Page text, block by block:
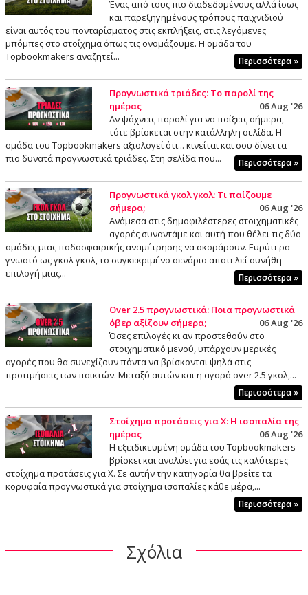
Ένας από τους πιο διαδεδομένους αλλά ίσως
και παρεξηγημένους τρόπους παιχνιδιού
είναι αυτός του πονταρίσματος στις εκπλήξεις, στις λεγόμενες
μπόμπες στο στοίχημα όπως τις ονομάζουμε. Η ομάδα του
Topbookmakers αναζητεί...
Περισσότερα »
Προγνωστικά τριάδες: Το παρολί της
ημέρας
06 Aug '26
Αν ψάχνεις παρολί για να παίξεις σήμερα,
τότε βρίσκεται στην κατάλληλη σελίδα. Η
ομάδα του Topbookmakers αξιολογεί ότι... κινείται και σου δίνει τα
πιο δυνατά προγνωστικά τριάδες. Στη σελίδα που...
Περισσότερα »
Προγνωστικά γκολ γκολ: Τι παίζουμε
σήμερα;
06 Aug '26
Ανάμεσα στις δημοφιλέστερες στοιχηματικές
αγορές συναντάμε και αυτή που θέλει τις δύο
ομάδες μιας ποδοσφαιρικής αναμέτρησης να σκοράρουν. Ευρύτερα
γνωστό ως γκολ γκολ, το συγκεκριμένο σενάριο αποτελεί συνήθη
επιλογή μιας...
Περισσότερα »
Over 2.5 προγνωστικά: Ποια προγνωστικά
όβερ αξίζουν σήμερα;
06 Aug '26
Όσες επιλογές κι αν προστεθούν στο
στοιχηματικό μενού, υπάρχουν μερικές
αγορές που θα συνεχίζουν πάντα να βρίσκονται ψηλά στις
προτιμήσεις των παικτών. Μεταξύ αυτών και η αγορά over 2.5 γκολ,...
Περισσότερα »
Στοίχημα προτάσεις για Χ: Η ισοπαλία της
ημέρας
06 Aug '26
Η εξειδικευμένη ομάδα του Topbookmakers
βρίσκει και αναλύει για εσάς τις καλύτερες
στοίχημα προτάσεις για X. Σε αυτήν την κατηγορία θα βρείτε τα
κορυφαία προγνωστικά για στοίχημα ισοπαλίες κάθε μέρα,...
Περισσότερα »
Σχόλια